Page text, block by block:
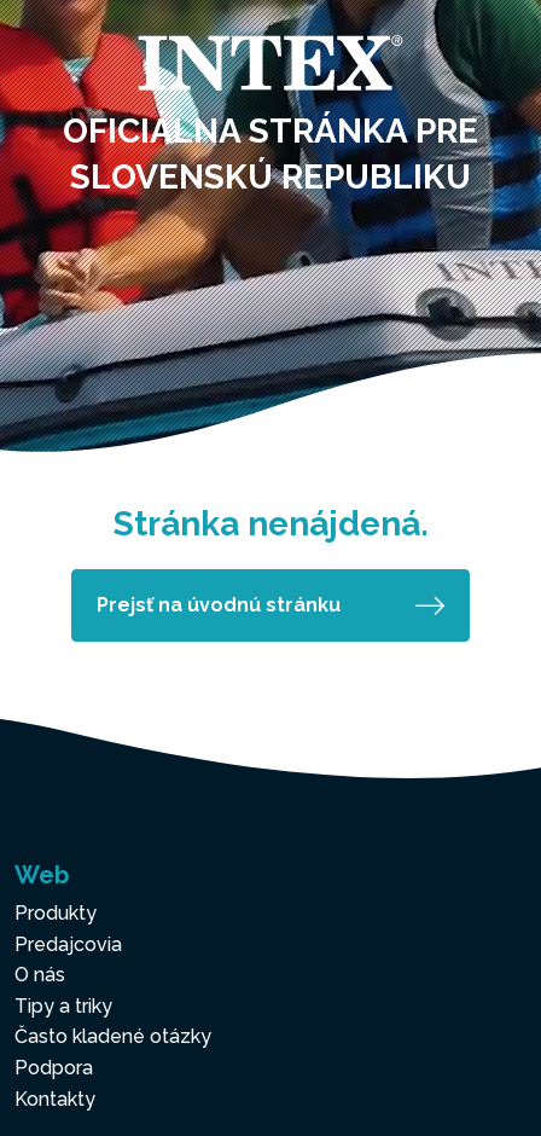
OFICIÁLNA STRÁNKA PRE
SLOVENSKÚ REPUBLIKU
Stránka nenájdená.
Prejsť na úvodnú stránku
Web
Produkty
Predajcovia
O nás
Tipy a triky
Často kladené otázky
Podpora
Kontakty